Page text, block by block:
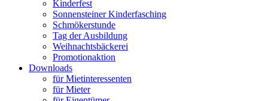
Kinderfest
Sonnensteiner Kinderfasching
Schmökerstunde
Tag der Ausbildung
Weihnachtsbäckerei
Promotionaktion
Downloads
für Mietinteressenten
für Mieter